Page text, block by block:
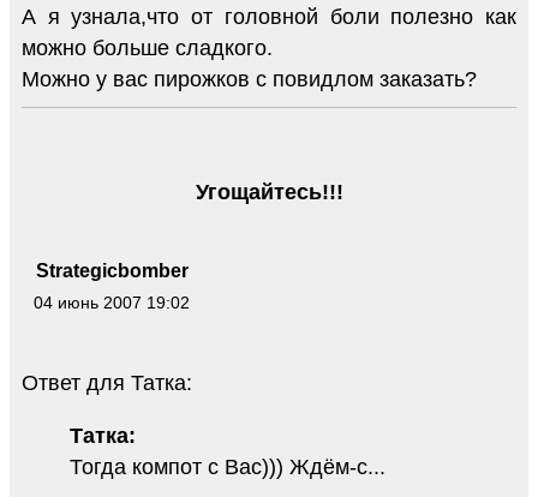
А я узнала,что от головной боли полезно как
можно больше сладкого.
Можно у вас пирожков с повидлом заказать?
Strategicbomber
04 июнь 2007 19:02
Угощайтесь!!!
Ответ для Татка:
Татка:
Тогда компот с Вас))) Ждём-с...